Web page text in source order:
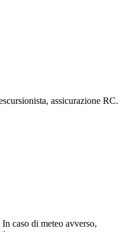
assicurazione RC.
caso di meteo avverso,